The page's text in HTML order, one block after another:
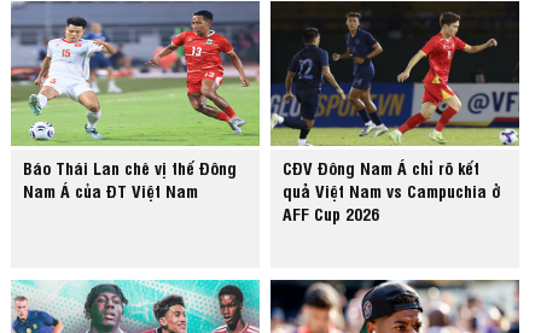
Báo Thái Lan chê vị thế Đông
Nam Á của ĐT Việt Nam
CĐV Đông Nam Á chỉ rõ kết
quả Việt Nam vs Campuchia ở
AFF Cup 2026